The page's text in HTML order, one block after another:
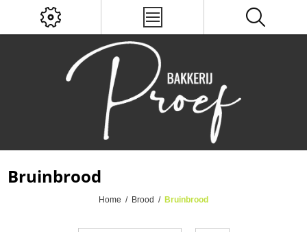
Bruinbrood
Home / Brood / Bruinbrood